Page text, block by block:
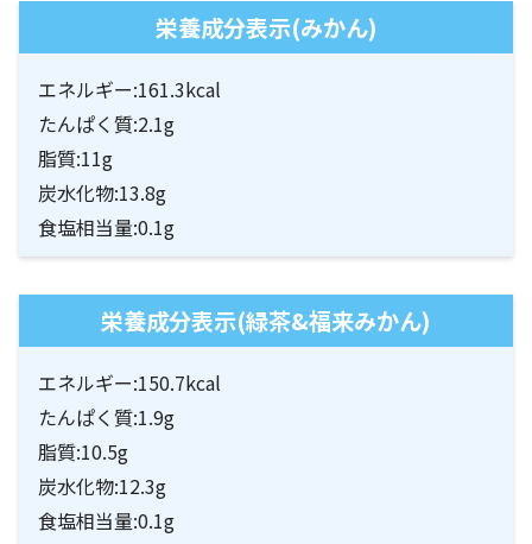
栄養成分表示(みかん)
エネルギー:161.3kcal
たんぱく質:2.1g
脂質:11g
炭水化物:13.8g
食塩相当量:0.1g
栄養成分表示(緑茶&福来みかん)
エネルギー:150.7kcal
たんぱく質:1.9g
脂質:10.5g
炭水化物:12.3g
食塩相当量:0.1g